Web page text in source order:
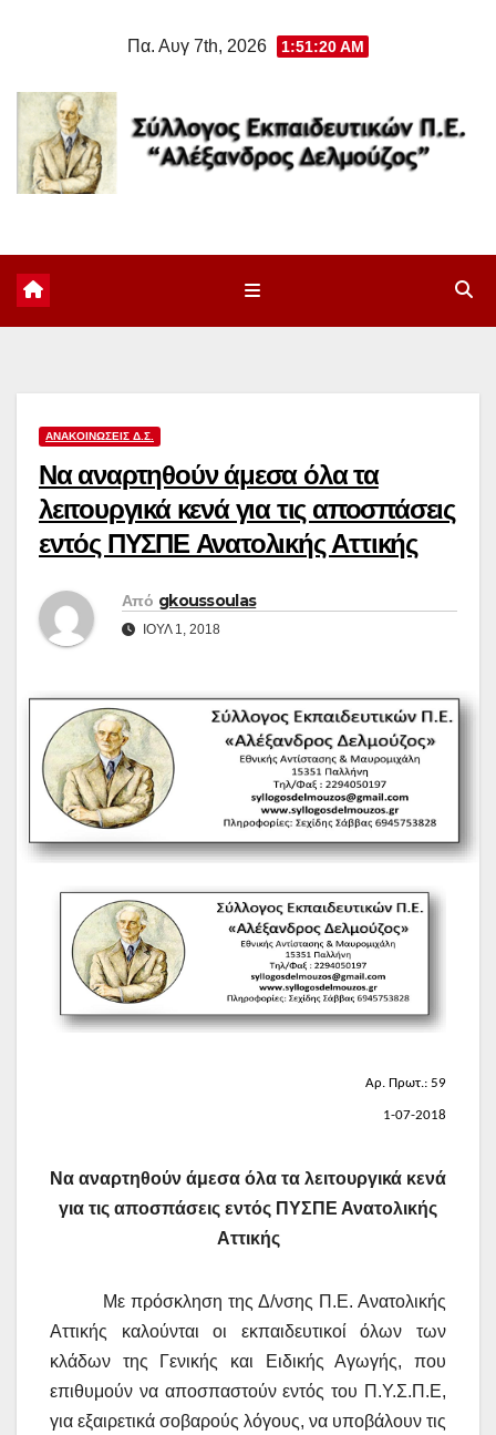
Πα. Αυγ 7th, 2026 1:51:21 AM
ΑΝΑΚΟΙΝΏΣΕΙΣ Δ.Σ.
Να αναρτηθούν άμεσα όλα τα
λειτουργικά κενά για τις αποσπάσεις
εντός ΠΥΣΠΕ Ανατολικής Αττικής
Από gkoussoulas
ΙΟΎΛ 1, 2018
Αρ. Πρωτ.: 59
1-07-2018
Να αναρτηθούν άμεσα όλα τα λειτουργικά κενά
για τις αποσπάσεις εντός ΠΥΣΠΕ Ανατολικής
Αττικής
Με πρόσκληση της Δ/νσης Π.Ε. Ανατολικής
Αττικής καλούνται οι εκπαιδευτικοί όλων των
κλάδων της Γενικής και Ειδικής Αγωγής, που
επιθυμούν να αποσπαστούν εντός του Π.Υ.Σ.Π.Ε,
για εξαιρετικά σοβαρούς λόγους, να υποβάλουν τις